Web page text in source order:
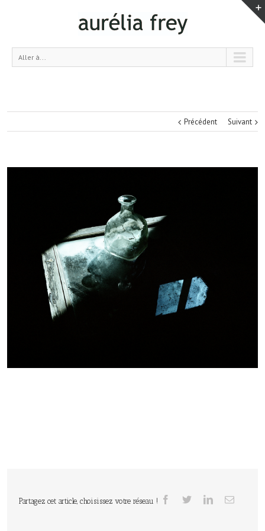
Aller à...
Précédent Suivant
Partagez cet article, choisissez votre réseau !